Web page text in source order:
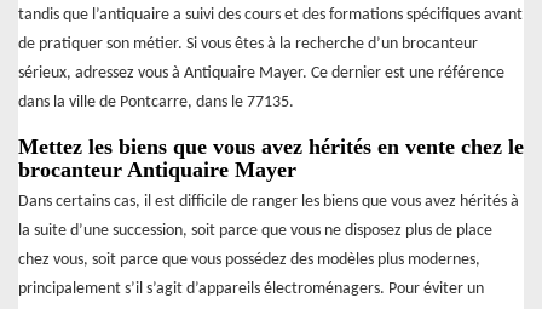
tandis que l’antiquaire a suivi des cours et des formations spécifiques avant
de pratiquer son métier. Si vous êtes à la recherche d’un brocanteur
sérieux, adressez vous à Antiquaire Mayer. Ce dernier est une référence
dans la ville de Pontcarre, dans le 77135.
Mettez les biens que vous avez hérités en vente chez le
brocanteur Antiquaire Mayer
Dans certains cas, il est difficile de ranger les biens que vous avez hérités à
la suite d’une succession, soit parce que vous ne disposez plus de place
chez vous, soit parce que vous possédez des modèles plus modernes,
principalement s’il s’agit d’appareils électroménagers. Pour éviter un